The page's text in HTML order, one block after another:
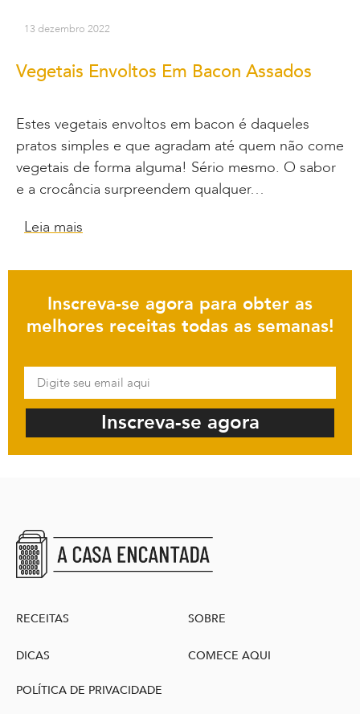
13 dezembro 2022
Vegetais Envoltos Em Bacon Assados
Estes vegetais envoltos em bacon é daqueles
pratos simples e que agradam até quem não come
vegetais de forma alguma! Sério mesmo. O sabor
e a crocância surpreendem qualquer…
Leia mais
Inscreva-se agora para obter as
melhores receitas todas as semanas!
Inscreva-se agora
RECEITAS
DICAS
SOBRE
COMECE AQUI
POLÍTICA DE PRIVACIDADE